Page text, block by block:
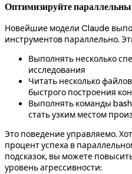
Оптимизируйте
Новейшие модели Claude
инструментов параллельно.
Выполнять несколько
исследования
Читать несколько
быстрого построения
Выполнять команды
стать узким местом
Это поведение управляемо.
процент успеха в
подсказок, вы можете
уровень агрессивности: